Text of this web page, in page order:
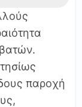
παροχή